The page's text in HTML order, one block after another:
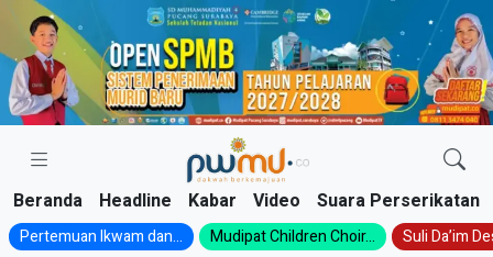
Skip
content
Beranda Headline Kabar Video Suara Perserikatan
Pertemuan Ikwam dan... Mudipat Children Choir...
Suli Da’im